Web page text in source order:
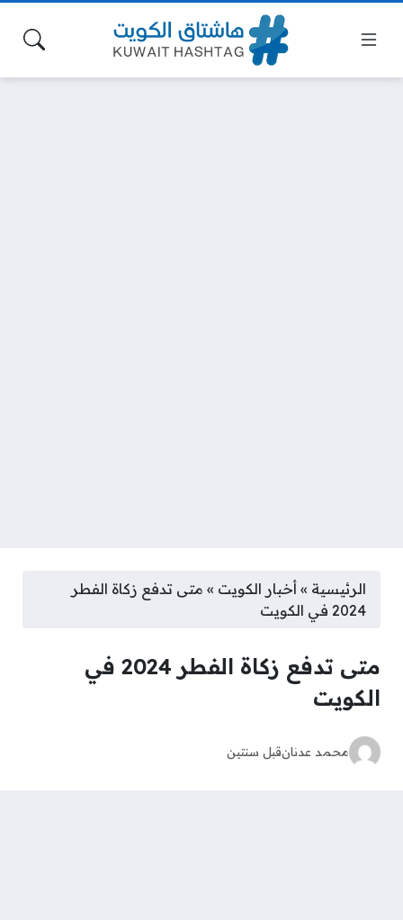
الرئيسية » أخبار الكويت » متى تدفع زكاة الفطر
2024 في الكويت
متى تدفع زكاة الفطر 2024 في
الكويت
محمد عدنانقبل سنتين